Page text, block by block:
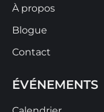
À propos
Blogue
Contact
ÉVÉNEMENTS